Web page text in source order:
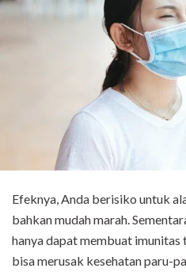
Efeknya, Anda berisiko untuk
bahkan mudah marah.
hanya dapat membuat imunitas
bisa merusak kesehatan paru-